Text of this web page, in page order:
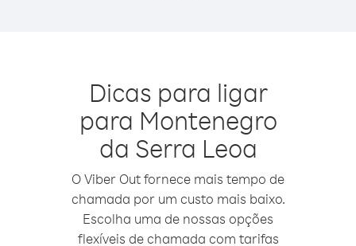
Dicas para ligar
para Montenegro
da Serra Leoa
O Viber Out fornece mais tempo de
chamada por um custo mais baixo.
Escolha uma de nossas opções
flexíveis de chamada com tarifas